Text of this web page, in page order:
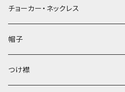
チョーカー・ネックレス
帽子
ベレー帽
つけ襟